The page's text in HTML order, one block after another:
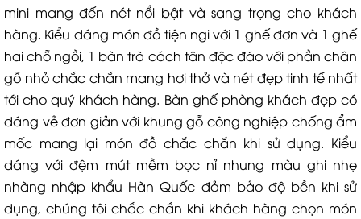
mini mang đến nét nổi bật và sang trọng cho khách
hàng. Kiểu dáng món đồ tiện ngi với 1 ghế đơn và 1 ghế
hai chỗ ngồi, 1 bàn trà cách tân độc đáo với phần chân
gỗ nhỏ chắc chắn mang hơi thở và nét đẹp tinh tế nhất
tới cho quý khách hàng. Bàn ghế phòng khách đẹp có
dáng vẻ đơn giản với khung gỗ công nghiệp chống ẩm
mốc mang lại món đồ chắc chắn khi sử dụng. Kiểu
dáng với đệm mút mềm bọc nỉ nhung màu ghi nhẹ
nhàng nhập khẩu Hàn Quốc đảm bảo độ bền khi sử
dụng, chúng tôi chắc chắn khi khách hàng chọn món